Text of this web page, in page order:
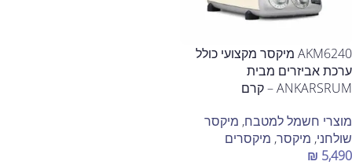
AKM6240 מיקסר מקצועי כולל
ערכת אביזרים מבית
ANKARSRUM – קרם
מוצרי חשמל למטבח, מיקסר
שולחני, מיקסר, מיקסרים
₪ 5,490